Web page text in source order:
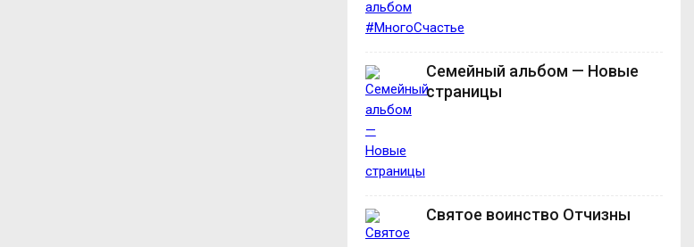
Семейный альбом — Новые
страницы
Святое воинство Отчизны